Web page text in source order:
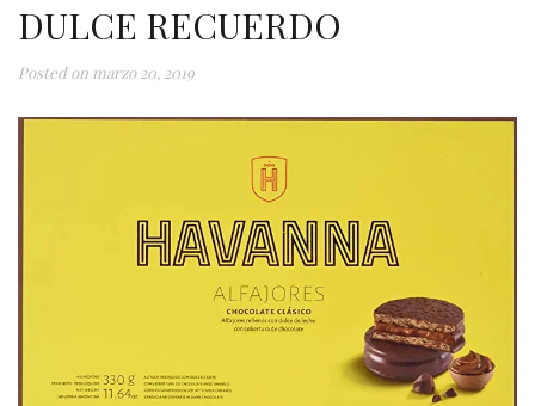
DULCE RECUERDO
Posted on marzo 20, 2019